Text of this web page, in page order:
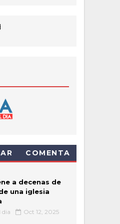
COMENTA
a decenas de
una iglesia
dia Oct 12, 2025